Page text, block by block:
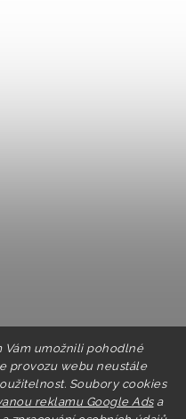
Vám umožnili pohodlné
provozu webu neustále
Soubory cookies
reklamu Google Adsa